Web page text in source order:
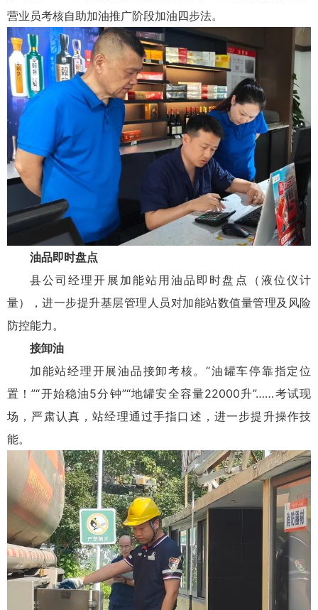
营业员考核自助加油推广阶段加油四步法。
油品即时盘点
县公司经理开展加能站用油品即时盘点（液位仪计
量），进一步提升基层管理人员对加能站数值量管理及风险
防控能力。
接卸油
加能站经理开展油品接卸考核。“油罐车停靠指定位
置！”“开始稳油5分钟”“地罐安全容量22000升”……考试现
场， 严肃认真，站经理通过手指口述，进一步提升操作技
能。